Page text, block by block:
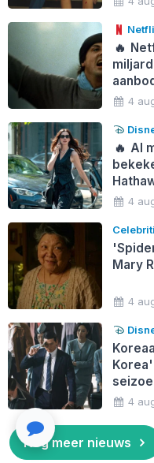
🔥
aanbod
4
🔥 Al
4
Mary
4
4
Nog meer nieuws